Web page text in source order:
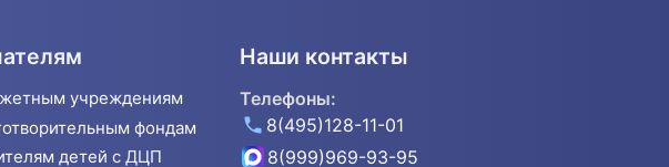
учреждениям
фондам
детей с ДЦП
Наши контакты
Телефоны:
8(495)128-11-01
8(999)969-93-95